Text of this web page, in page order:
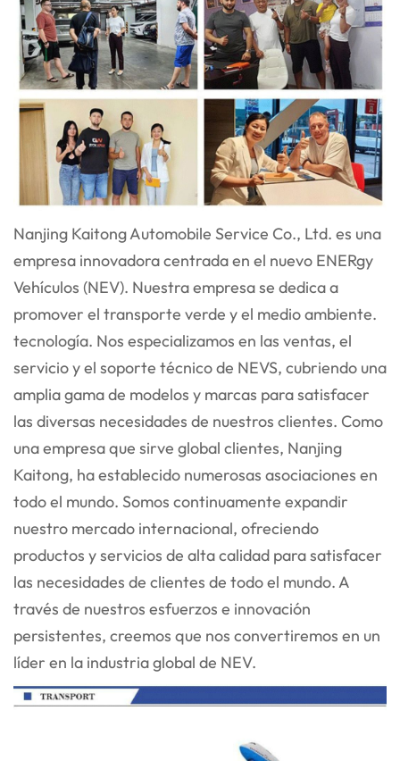
Nanjing Kaitong Automobile Service Co., Ltd. es una
empresa innovadora centrada en el nuevo ENERgy
Vehículos (NEV). Nuestra empresa se dedica a
promover el transporte verde y el medio ambiente.
tecnología. Nos especializamos en las ventas, el
servicio y el soporte técnico de NEVS, cubriendo una
amplia gamade modelos y marcas para satisfacer
las diversas necesidades de nuestros clientes. Como
una empresa que sirve global clientes, Nanjing
Kaitong, ha establecido numerosas asociaciones en
todo el mundo. Somos continuamente expandir
nuestro mercado internacional, ofreciendo
productos y servicios de alta calidad para satisfacer
las necesidades de clientes de todo el mundo. A
través de nuestros esfuerzos e innovación
persistentes, creemos que nos convertiremos en un
líder en la industria global de NEV.